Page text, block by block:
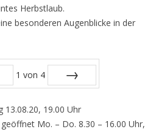
Herbstlaub.
besonderen Augenblicke in der
1 von 4
13.08.20, 19.00 Uhr
geöffnet Mo. – Do. 8.30 – 16.00 Uhr,